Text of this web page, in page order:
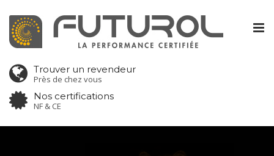
Trouver un revendeur
Près de chez vous
Nos certifications
NF & CE